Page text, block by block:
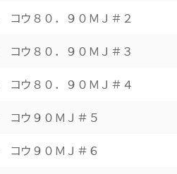
コウ８０．９０ＭＪ＃２
ウ８０．９０ＭＪ＃３
コウ８０．９０ＭＪ＃４
コウ９０ＭＪ＃５
コウ９０ＭＪ＃６